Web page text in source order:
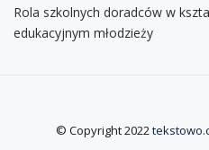
Rola szkolnych doradców w
edukacyjnym młodzieży
© Copyright 2022